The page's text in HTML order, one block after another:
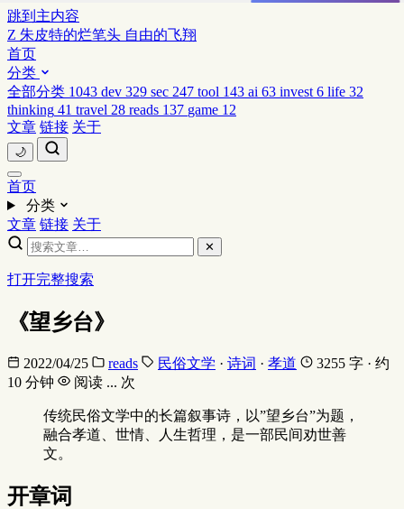
跳到主内容
Z 朱皮特的烂笔头 自由的飞翔
首页
分类
全部分类 1043 dev 329 sec 247 tool 143 ai 63 invest 6 life 32
thinking 41 travel 28 reads 137 game 12
文章 链接 关于
🌙
首页
分类
文章 链接 关于
✕
打开完整搜索
《望乡台》
2022/04/25 reads 民俗文学 · 诗词 · 孝道
3255 字 · 约
10 分钟
阅读 ... 次
传统民俗文学中的长篇叙事诗，以”望乡台”为题，
融合孝道、世情、人生哲理，是一部民间劝世善
文。
开章词